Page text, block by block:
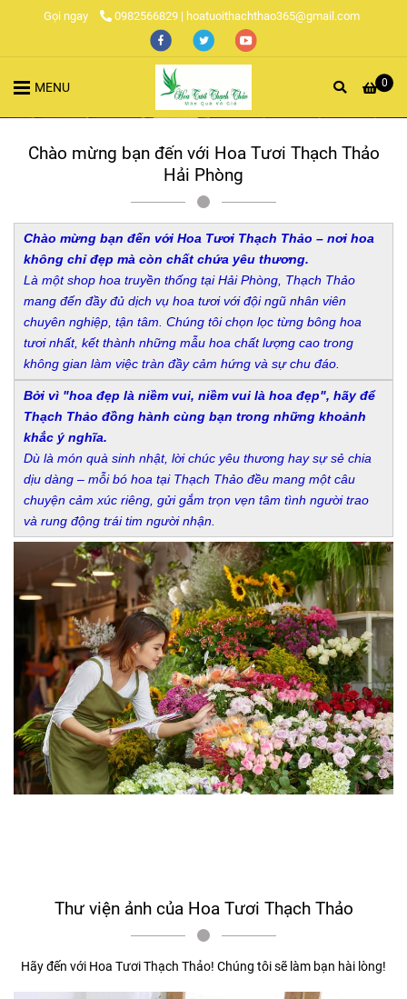
Gọi ngay 0982566829 | hoatuoithachthao365@gmail.com
0
MENU
Chào mừng bạn đến với Hoa Tươi Thạch Thảo
Hải Phòng
Chào mừng bạn đến với Hoa Tươi Thạch Thảo – nơi hoa
không chỉ đẹp mà còn chất chứa yêu thương.
Là một shop hoa truyền thống tại Hải Phòng, Thạch Thảo
mang đến đầy đủ dịch vụ hoa tươi với đội ngũ nhân viên
chuyên nghiệp, tận tâm. Chúng tôi chọn lọc từng bông hoa
tươi nhất, kết thành những mẫu hoa chất lượng cao trong
không gian làm việc tràn đầy cảm hứng và sự chu đáo.
Bởi vì "hoa đẹp là niềm vui, niềm vui là hoa đẹp", hãy để
Thạch Thảo đồng hành cùng bạn trong những khoảnh
khắc ý nghĩa.
Dù là món quà sinh nhật, lời chúc yêu thương hay sự sẻ chia
dịu dàng – mỗi bó hoa tại Thạch Thảo đều mang một câu
chuyện cảm xúc riêng, gửi gắm trọn vẹn tâm tình người trao
và rung động trái tim người nhận.
Thư viện ảnh của Hoa Tươi Thạch Thảo
Hãy đến với Hoa Tươi Thạch Thảo! Chúng tôi sẽ làm bạn hài lòng!